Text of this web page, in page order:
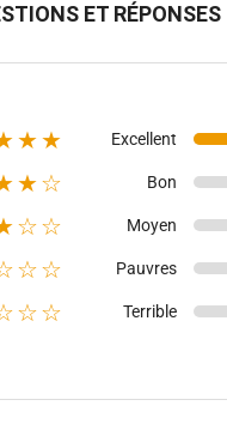
ET RÉPONSES
Excellent
Bon
Moyen
Pauvres
Terrible